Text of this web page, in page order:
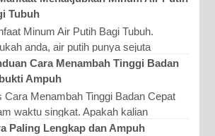
macam jenis ...
Tubuh
Minum Air Putih Bagi Tubuh.
anda, air putih punya sejuta
untuk tubuh manusia terutama bagi
dan kecantikan...
Cara Menambah Tinggi Badan
Ampuh
Cara Menambah Tinggi Badan Cepat
waktu singkat. Apakah kalian
masalah tinggi badan? Mungkin
Paling Lengkap dan Ampuh